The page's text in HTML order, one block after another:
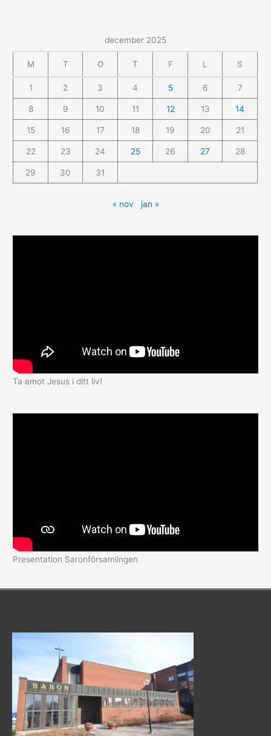
december 2025
M T O T F L S
1 2 3 4 5 6 7
8 9 10 11 12 13 14
15 16 17 18 19 20 21
22 23 24 25 26 27 28
29 30 31
« nov jan »
Ta emot Jesus i ditt liv!
Presentation Saronförsamlingen